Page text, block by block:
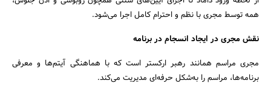
همه توسط مجری با نظم و احترام کامل اجرا می‌شود.
نقش مجری در ایجاد انسجام در برنامه
مجری مراسم همانند رهبر ارکستر است که با هماهنگی آیتم‌ها و معرفی
برنامه‌ها، مراسم را به‌شکل حرفه‌ای مدیریت می‌کند.